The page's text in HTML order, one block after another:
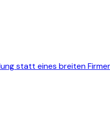
statt eines breiten